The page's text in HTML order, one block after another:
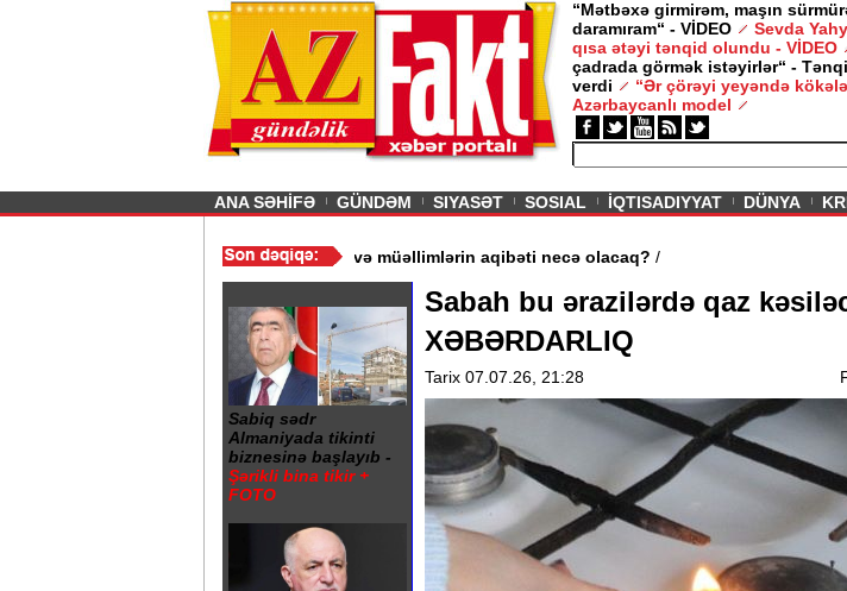
“Mətbəxə girmirəm, maşın
daramıram“ - VİDEO
Sevda
qısa ətəyi tənqid olundu - VİDEO
çadrada görmək istəyirlər“ -
verdi
“Ər çörəyi yeyəndə
Azərbaycanlı model
Previous
ANA SƏHİFƏ GÜNDƏM SIYASƏT SOSIAL İQTISADIYYAT DÜNYA
Gədəbəydə 3 məktəb bağlandı - Şagird və müəllimlərin aqibəti necə olacaq?
Sabiq sədr
Almaniyada tikinti
biznesinə başlayıb -
Şərikli bina tikir +
FOTO
Sabah bu ərazilərdə qaz
XƏBƏRDARLIQ
Tarix 07.07.26, 21:28